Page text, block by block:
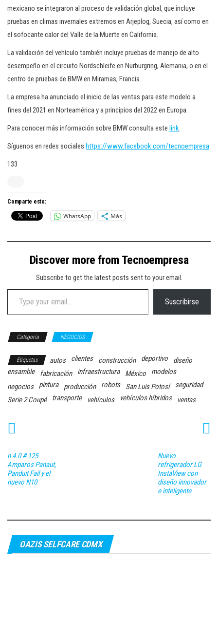
mexicano se integraron al proceso de validación global, que incluye
pruebas en climas invernales extremos en Arjeplog, Suecia, así como en
el sofocante calor del Valle de la Muerte en California.
La validación del vehículo también incluye pruebas de manejo de alto
desempeño en el circuito Nordschleife en Nürburgring, Alemania, o en el
centro de pruebas de BMW en Miramas, Francia.
La empresa ha anunciado el inicio de las ventas para este modelo a
fines del 2021 en Norteamérica y a principios del 2022 en Europa.
Para conocer más información sobre BMW consulta este link.
Síguenos en redes sociales https://www.facebook.com/tecnoempresa
133
Comparte esto:
WhatsApp Más
Discover more from Tecnoempresa
Subscribe to get the latest posts sent to your email.
Type your email…
Suscribirse
Categoría NEGOCIOS
Etiquetas autos clientes construcción deportivo
diseño
ensamble
fabricación infraestructura México
modelos
negocios
pintura producción robots San Luis Potosí
seguridad
Serie 2 Coupé
transporte vehículos vehículos híbridos ventas
n 4.0 # 125
Amparos Panaut,
Panduit Fail y el
nuevo N10
Nuevo
refrigerador LG
InstaView con
diseño innovador
e inteligente
OAZIS SELFCARE CDMX